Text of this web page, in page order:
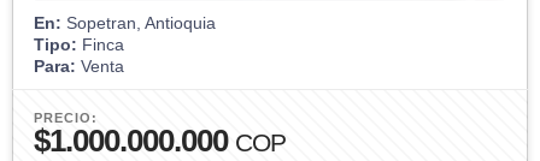
En: Sopetran, Antioquia
Tipo: Finca
Para: Venta
PRECIO:
$1.000.000.000 COP